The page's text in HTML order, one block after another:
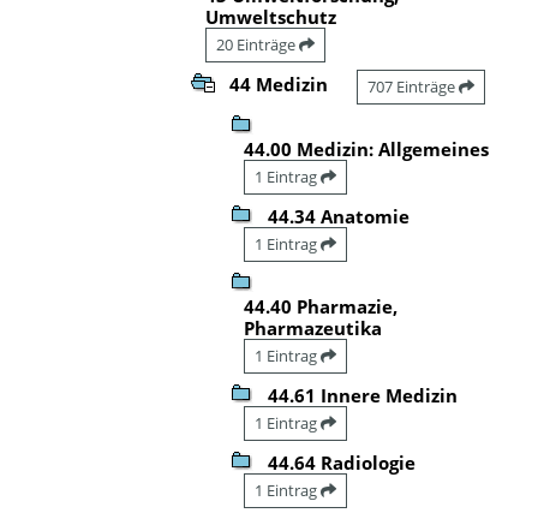
Umweltschutz
20 Einträge
44 Medizin 707 Einträge
44.00 Medizin: Allgemeines
1 Eintrag
44.34 Anatomie
1 Eintrag
44.40 Pharmazie,
Pharmazeutika
1 Eintrag
44.61 Innere Medizin
1 Eintrag
44.64 Radiologie
1 Eintrag